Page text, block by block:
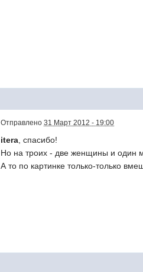
Отправлено31 Март 2012 - 19:00
itera , спасибо!
Но на троих - две женщины и один
А то по картинке только-только